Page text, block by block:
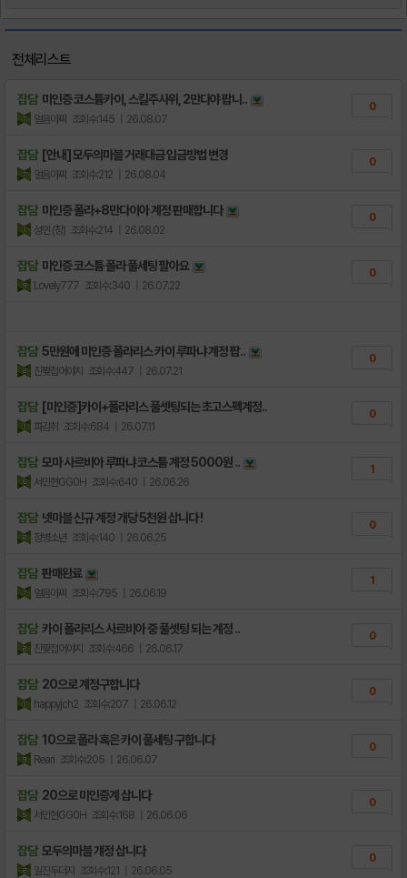
전체리스트
잡담 미인증 코스튬카이, 스킬주사위, 2만다야 팝니..
얼음아찌 조회수:145 | 26.08.07
0
잡담 [안내] 모두의마블 거래대금 입금방법 변경
얼음아찌 조회수:212 | 26.08.04
0
잡담 미인증 폴라+8만다이아 계정 판매합니다
성인 (창) 조회수:214 | 26.08.02
0
잡담 미인증 코스튬 폴라 풀세팅 팔아요
Lovely777 조회수:340 | 26.07.22
0
잡담 5만원에 미인증 폴라리스 카이 루파냐 계정 팝..
진짲접어야지 조회수:447 | 26.07.21
0
잡담 [미인증]카이+폴라리스 풀셋팅되는 초고스펙계정..
파김취 조회수:684 | 26.07.11
0
잡담 모마 사르비아 루파냐 코스튬 계정 5000원 ..
서민현GG0H 조회수:640 | 26.06.26
1
잡담 넷마블 신규 계정 개당 5천원 삽니다 !
정병소년 조회수:140 | 26.06.25
0
잡담 판매완료
얼음아찌 조회수:795 | 26.06.19
1
잡담 카이 폴라리스 사르비아 중 풀셋팅 되는 계정 ..
진짲접어야지 조회수:466 | 26.06.17
0
잡담 20으로 계정구합니다
happyjch2 조회수:207 | 26.06.12
0
잡담 10으로 폴라 혹은 카이 풀세팅 구합니다
Reari 조회수:205 | 26.06.07
0
잡담 20으로 미인증계 삽니다
서민현GG0H 조회수:168 | 26.06.06
0
잡담 모두의마블 걔정 삽니다
일진두더지 조회수:121 | 26.06.05
0